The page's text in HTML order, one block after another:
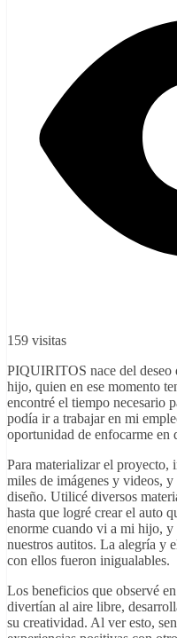
159 visitas
PIQUIRITOS nace del deseo
hijo, quien en ese momento
encontré el tiempo necesario
podía ir a trabajar en mi
oportunidad de enfocarme en
Para materializar el proyecto,
miles de imágenes y videos,
diseño. Utilicé diversos
hasta que logré crear el auto
enorme cuando vi a mi hijo,
nuestros autitos. La alegría y
con ellos fueron inigualables.
Los beneficios que observé
divertían al aire libre,
su creatividad. Al ver esto,